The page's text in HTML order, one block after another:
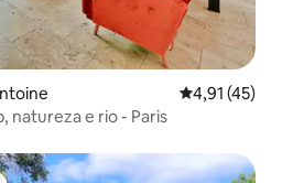
4,91 de uma
4,91 (45)
natureza e rio - Paris